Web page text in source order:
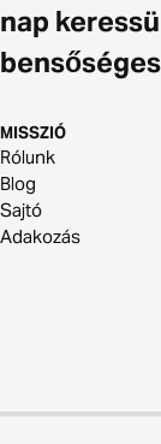
nap
MISSZIÓ
Rólunk
Blog
Sajtó
Adakozás